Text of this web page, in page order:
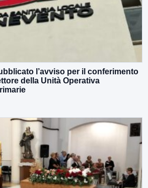
l’avviso per il conferimento
della Unità Operativa